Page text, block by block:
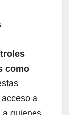
como
a
a quienes